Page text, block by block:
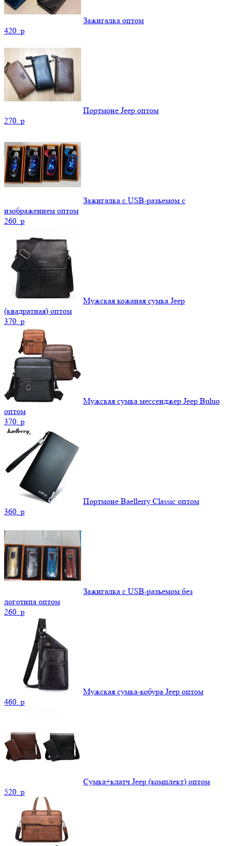
Зажигалка оптом
420. p
Портмоне Jeep оптом
270. p
Зажигалка с USB-разъемом с
изображением оптом
260. p
Мужская кожаная сумка Jeep
(квадратная) оптом
370. p
Мужская сумка мессенджер Jeep Buluo
оптом
370. p
Портмоне Baellerry Classic оптом
360. p
Зажигалка с USB-разъемом без
логотипа оптом
260. p
Мужская сумка-кобура Jeep оптом
460. p
Сумка+клатч Jeep (комплект) оптом
520. p